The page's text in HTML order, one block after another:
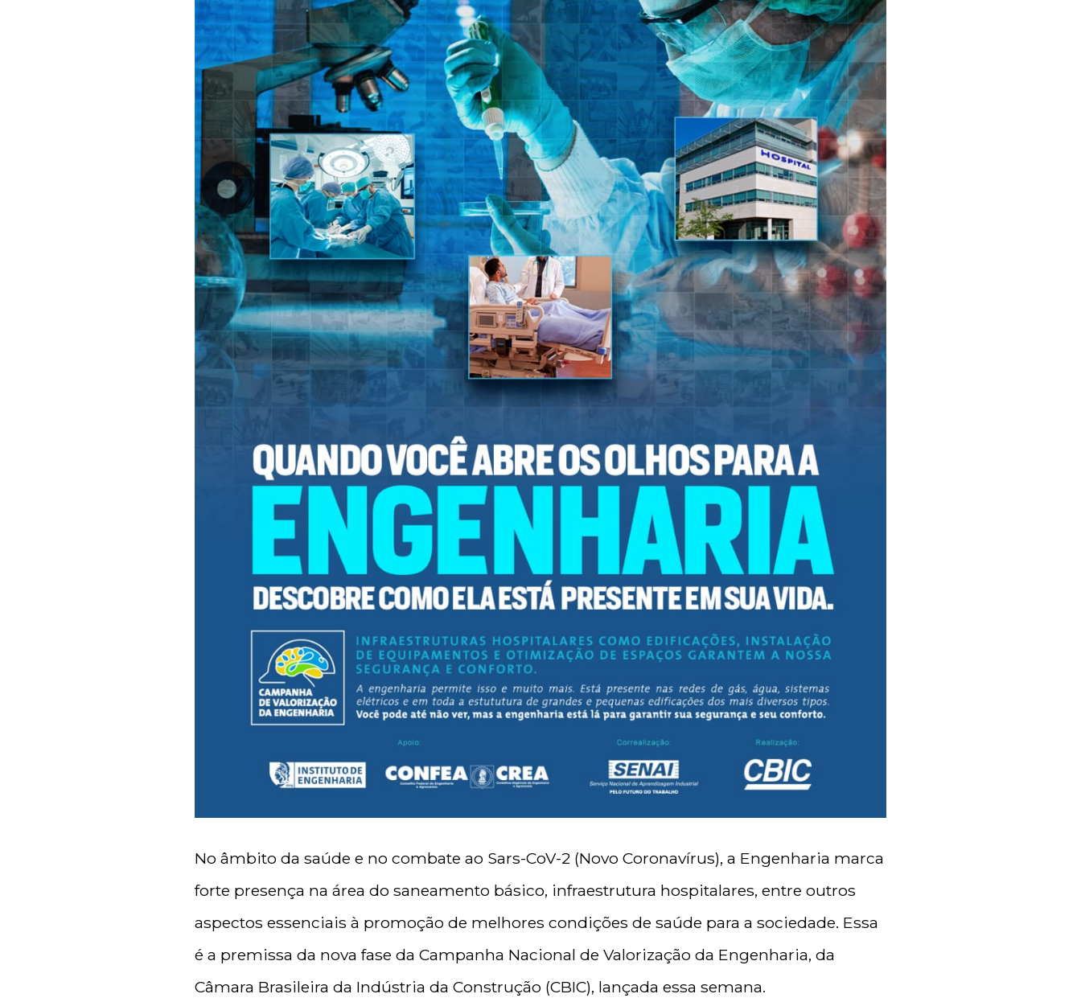
No âmbito da saúde e no combate ao Sars-CoV-2 (Novo Coronavírus), a Engenharia marca
forte presença na área do saneamento básico, infraestrutura hospitalares, entre outros
aspectos essenciais à promoção de melhores condições de saúde para a sociedade. Essa
é a premissa da nova fase da Campanha Nacional de Valorização da Engenharia, da
Câmara Brasileira da Indústria da Construção (CBIC), lançada essa semana.